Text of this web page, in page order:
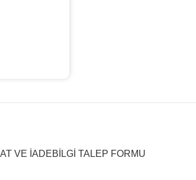
VE İADEBILGI TALEP FORMU